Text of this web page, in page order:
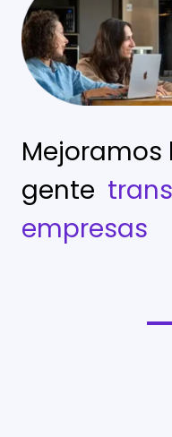
Mejoramos
gente
empresas